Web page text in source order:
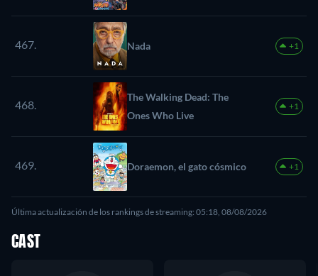
467. Nada +1
468.
The Walking Dead: The
Ones Who Live
+1
469. Doraemon, el gato cósmico +1
Última actualización de los rankings de streaming: 05:18, 08/08/2026
CAST